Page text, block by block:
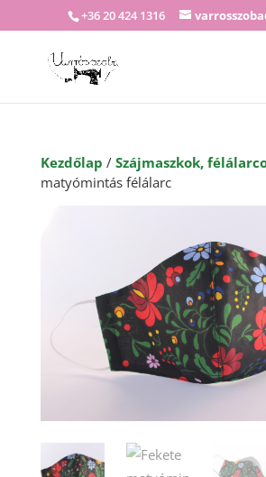
+36 20 424 1316
Kezdőlap / Szájmaszkok,
matyómintás félálarc